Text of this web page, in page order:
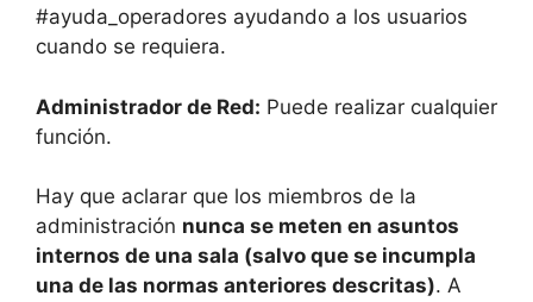
#ayuda_operadores ayudando a los usuarios
cuando se requiera.
Administrador de Red: Puede realizar cualquier
función.
Hay que aclarar que los miembros de la
administración nunca se meten en asuntos
internos de una sala (salvo que se incumpla
una de las normas anteriores descritas). A